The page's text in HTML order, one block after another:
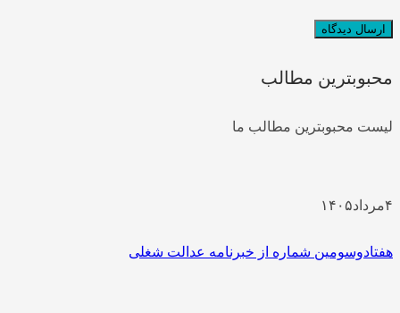
مطالب
محبوبترین مطالب ما
۱۴۰۵
شماره از خبرنامه عدالت شغلی